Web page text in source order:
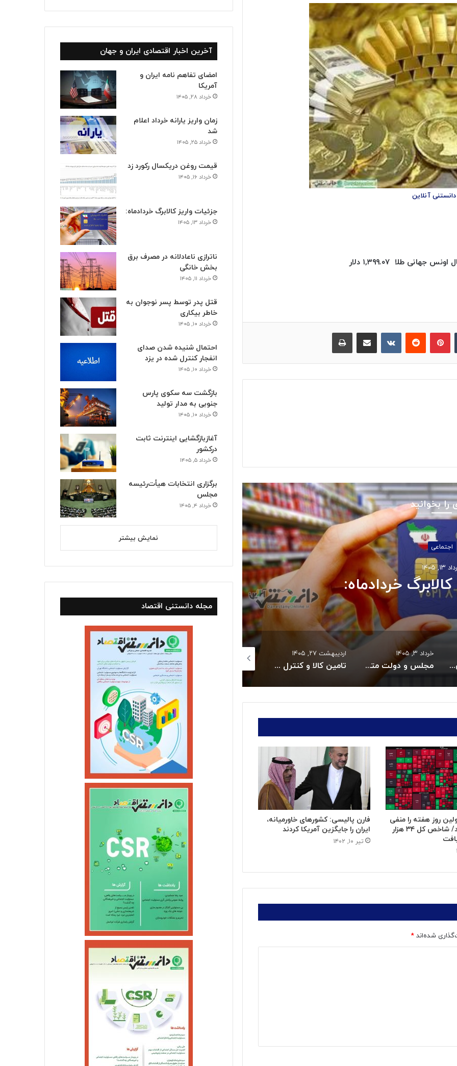
دانستنی آنلاین
اونس جهانی طلا ۱,۳۹۹.۰۷ دلار
پینترست ‫رددیت
را بخوانید
اجتماعی
۱۴۰۵
خردادماه:
خرداد ۱۰, ۱۴۰۵
بازگشت سه سکوی پارس
بازگشت سه سکوی پارس جنوبی به مدار تولید
خرداد ۳, ۱۴۰۵
مجلس و دولت متعهد به حل بحران دارو و تجهیزات پزشکی شدند
اردیبهشت ۲۷, ۱۴۰۵
تامین کالا و کنترل قیمت هااز راهبردهای اصلی دولت است
اردیبهشت ۲۷, ۱۴۰۵ اسفند ۴, ۱۴۰۴
سومین واحد بخار نیروگاه عسلویه در آستانه اتصال به شبکه
روز هفته را منفی
به پایان رساند/ شاخص کل ۳۴ هزار
فارن پالیسی: کشورهای خاورمیانه،
ایران را جایگزین آمریکا کردند
تیر ۱۰, ۱۴۰۲
شده‌اند *
آخرین اخبار اقتصادی ایران و جهان
امضای تفاهم نامه ایران و
آمریکا
خرداد ۲۸, ۱۴۰۵
زمان واریز یارانه خرداد اعلام
شد
خرداد ۲۵, ۱۴۰۵
قیمت روغن دریکسال رکورد زد
خرداد ۱۶, ۱۴۰۵
جزئیات واریز کالابرگ خردادماه:
خرداد ۱۳, ۱۴۰۵
ناترازی ناعادلانه در مصرف برق
بخش خانگی
خرداد ۱۱, ۱۴۰۵
قتل پدر توسط پسر نوجوان به
خاطر بیکاری
خرداد ۱۰, ۱۴۰۵
احتمال شنیده شدن صدای
انفجار کنترل شده در یزد
خرداد ۱۰, ۱۴۰۵
بازگشت سه سکوی پارس
جنوبی به مدار تولید
خرداد ۱۰, ۱۴۰۵
آغازبازگشایی اینترنت ثابت
درکشور
خرداد ۵, ۱۴۰۵
برگزاری انتخابات هیأت‌رئیسه
مجلس
خرداد ۴, ۱۴۰۵
نمایش بیشتر
مجله دانستنی اقتصاد